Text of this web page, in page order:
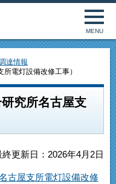
MENU
達情報
電灯設備改修工事）
究所名古屋支
終更新日：2026年4月2日
古屋支所電灯設備改修